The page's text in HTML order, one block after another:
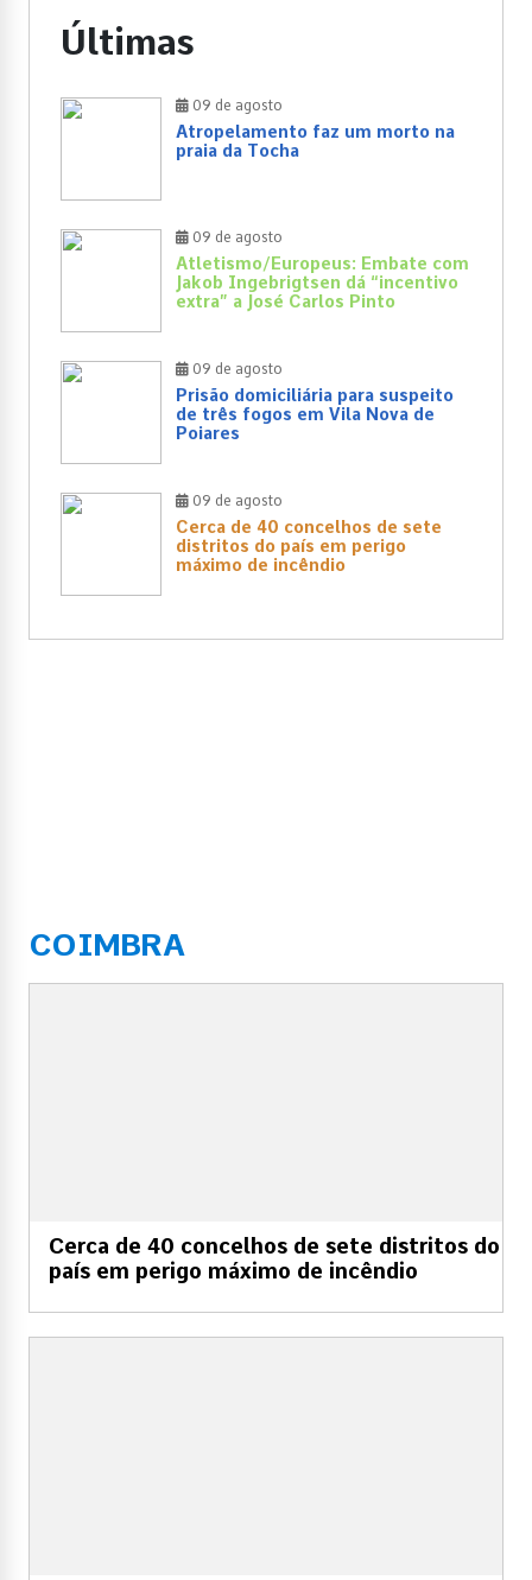
Últimas
09 de agosto
Atropelamento faz um morto na
praia da Tocha
09 de agosto
Atletismo/Europeus: Embate com
Jakob Ingebrigtsen dá “incentivo
extra” a José Carlos Pinto
09 de agosto
Prisão domiciliária para suspeito
de três fogos em Vila Nova de
Poiares
09 de agosto
Cerca de 40 concelhos de sete
distritos do país em perigo
máximo de incêndio
COIMBRA
Cerca de 40 concelhos de sete distritos do
país em perigo máximo de incêndio